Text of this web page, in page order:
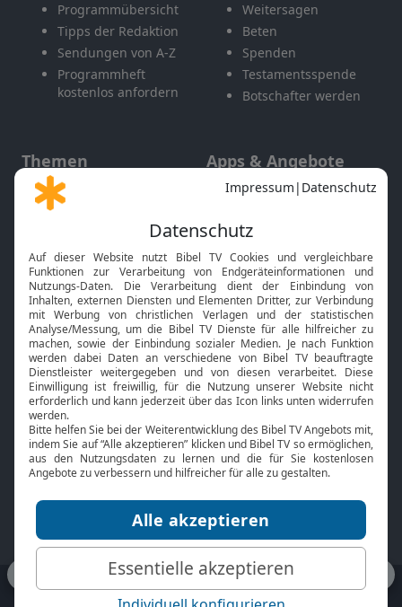
Programmübersicht
Tipps der Redaktion
Sendungen von A-Z
Programmheft
kostenlos anfordern
Weitersagen
Beten
Spenden
Testamentsspende
Botschafter werden
Themen
Gott und Bibel erklärt
Neuigkeiten
Apps & Angebote
Mobile App
Smart TV
HbbTV
Bibelthek Online-Bibel
Nächster Gottesdienst
Bibel TV
Über uns
Jobs
Mediadaten
Service
Kontakt
TV-Empfang
bibeltv.de: Impressum
Datenschutz